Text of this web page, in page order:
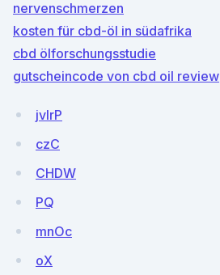
nervenschmerzen
kosten für cbd-öl in südafrika
cbd ölforschungsstudie
gutscheincode von cbd oil review
jvIrP
czC
CHDW
PQ
mnOc
oX